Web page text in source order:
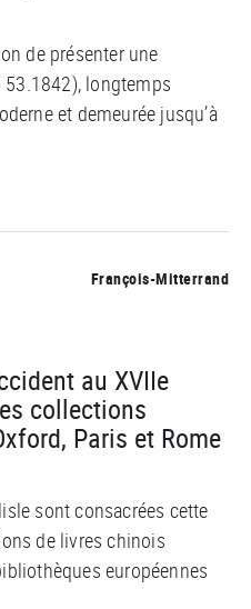
de présenter une
longtemps
et demeurée jusqu’à
François-Mitterrand
au XVIIe
collections
Paris et Rome
sont consacrées cette
de livres chinois
européennes